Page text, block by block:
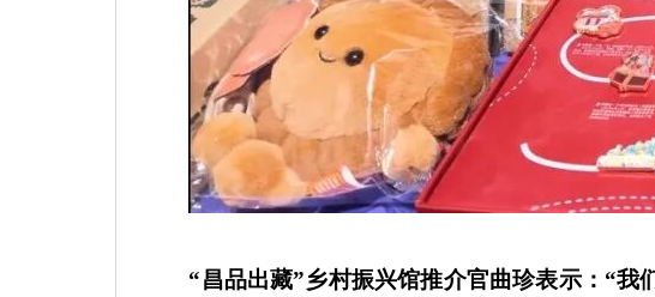
“昌品出藏”乡村振兴馆推介官曲珍表示：“